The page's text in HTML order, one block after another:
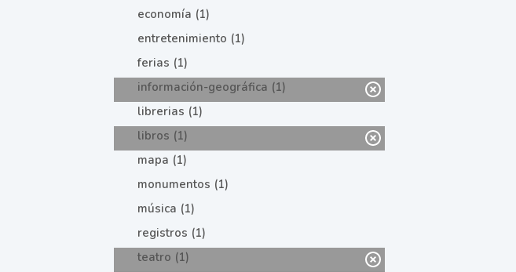
economía (1)
entretenimiento (1)
ferias (1)
información-geográfica (1)
librerias (1)
libros (1)
mapa (1)
monumentos (1)
música (1)
registros (1)
teatro (1)